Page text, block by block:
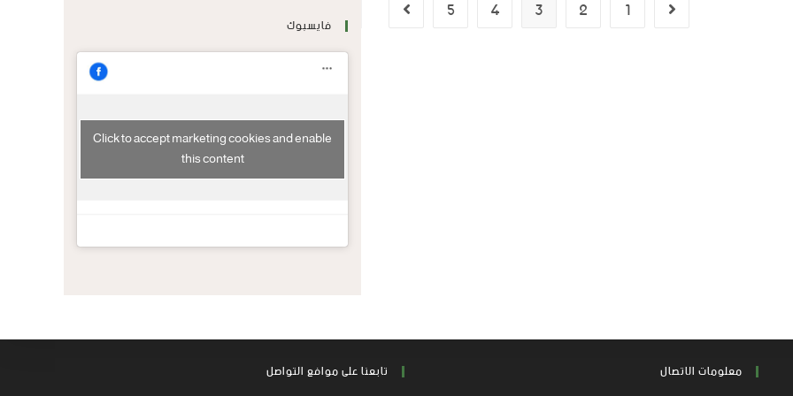
فايسبوك
Click to accept marketing cookies and enable
this content
1
2
3
4
5
معلومات الاتصال تابعنا على موافع التواصل